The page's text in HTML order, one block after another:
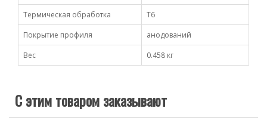
Термическая обработка
Т6
Покрытие профиля
анодований
Вес
0.458 кг
С этим товаром заказывают